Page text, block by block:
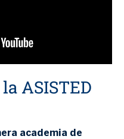
ASISTED
academia de